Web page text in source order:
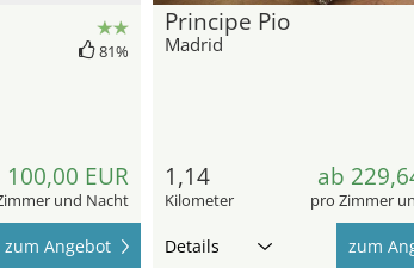
81%
100,00 EUR
und Nacht
zum Angebot
Principe Pio
Madrid
1,14
Kilometer
ab
pro Zimmer
Details zum